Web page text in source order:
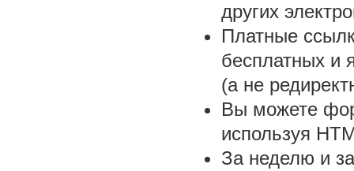
других
Платные
бесплатных и
(а не
Вы можете
используя
За неделю и